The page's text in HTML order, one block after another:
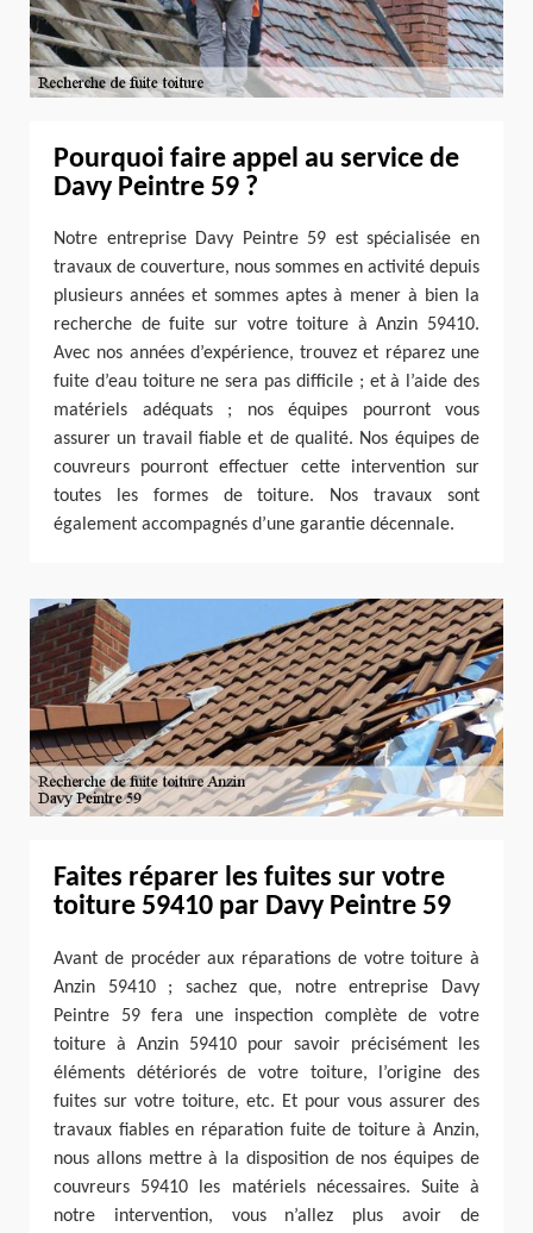
Pourquoi faire appel au service de
Davy Peintre 59 ?
Notre entreprise Davy Peintre 59 est spécialisée en
travaux de couverture, nous sommes en activité depuis
plusieurs années et sommes aptes à mener à bien la
recherche de fuite sur votre toiture à Anzin 59410.
Avec nos années d’expérience, trouvez et réparez une
fuite d’eau toiture ne sera pas difficile ; et à l’aide des
matériels adéquats ; nos équipes pourront vous
assurer un travail fiable et de qualité. Nos équipes de
couvreurs pourront effectuer cette intervention sur
toutes les formes de toiture. Nos travaux sont
également accompagnés d’une garantie décennale.
Faites réparer les fuites sur votre
toiture 59410 par Davy Peintre 59
Avant de procéder aux réparations de votre toiture à
Anzin 59410 ; sachez que, notre entreprise Davy
Peintre 59 fera une inspection complète de votre
toiture à Anzin 59410 pour savoir précisément les
éléments détériorés de votre toiture, l’origine des
fuites sur votre toiture, etc. Et pour vous assurer des
travaux fiables en réparation fuite de toiture à Anzin,
nous allons mettre à la disposition de nos équipes de
couvreurs 59410 les matériels nécessaires. Suite à
notre intervention, vous n’allez plus avoir de